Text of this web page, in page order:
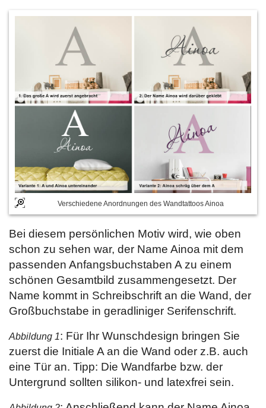
Verschiedene Anordnungen des Wandtattoos Ainoa
Bei diesem persönlichen Motiv wird, wie oben
schon zu sehen war, der Name Ainoa mit dem
passenden Anfangsbuchstaben A zu einem
schönen Gesamtbild zusammengesetzt. Der
Name kommt in Schreibschrift an die Wand, der
Großbuchstabe in geradliniger Serifenschrift.
Abbildung 1: Für Ihr Wunschdesign bringen Sie
zuerst die Initiale A an die Wand oder z.B. auch
eine Tür an. Tipp: Die Wandfarbe bzw. der
Untergrund sollten silikon- und latexfrei sein.